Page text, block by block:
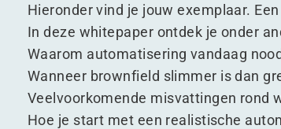
Hieronder vind je jouw exemplaar.
In deze whitepaper ontdek je onder
Waarom automatisering vandaag
Wanneer brownfield slimmer is dan
Veelvoorkomende misvattingen rond
Hoe je start met een realistische